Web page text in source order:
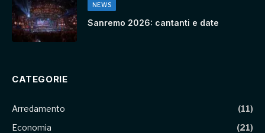
NEWS
Sanremo 2026: cantanti e date
CATEGORIE
Arredamento
(11)
Economia
(21)